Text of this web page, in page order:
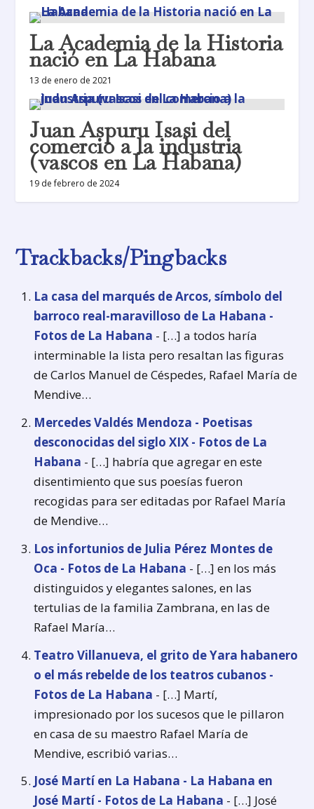
La Academia de la Historia
nació en La Habana
13 de enero de 2021
Juan Aspuru Isasi del
comercio a la industria
(vascos en La Habana)
19 de febrero de 2024
Trackbacks/Pingbacks
La casa del marqués de Arcos, símbolo del
barroco real-maravilloso de La Habana -
Fotos de La Habana - […] a todos haría
interminable la lista pero resaltan las figuras
de Carlos Manuel de Céspedes, Rafael María de
Mendive…
Mercedes Valdés Mendoza - Poetisas
desconocidas del siglo XIX - Fotos de La
Habana - […] habría que agregar en este
disentimiento que sus poesías fueron
recogidas para ser editadas por Rafael María
de Mendive…
Los infortunios de Julia Pérez Montes de
Oca - Fotos de La Habana - […] en los más
distinguidos y elegantes salones, en las
tertulias de la familia Zambrana, en las de
Rafael María…
Teatro Villanueva, el grito de Yara habanero
o el más rebelde de los teatros cubanos -
Fotos de La Habana - […] Martí,
impresionado por los sucesos que le pillaron
en casa de su maestro Rafael María de
Mendive, escribió varias…
José Martí en La Habana - La Habana en
José Martí - Fotos de La Habana - […] José